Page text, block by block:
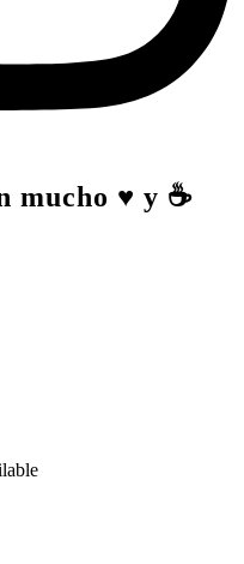
mucho ♥️ y ☕